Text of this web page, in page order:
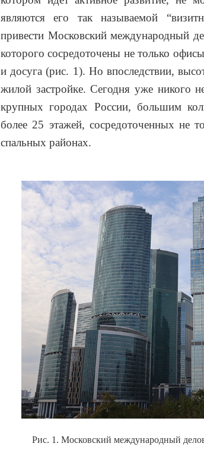
являются его так называемой
привести Московский международный
которого сосредоточены не только
и досуга (рис. 1). Но впоследствии,
жилой застройке. Сегодня уже никого
крупных городах России, большим
более 25 этажей, сосредоточенных не
спальных районах.
Рис. 1. Московский международный